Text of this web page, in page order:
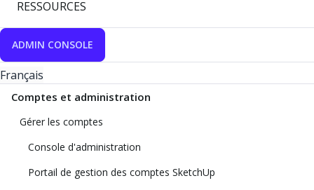
RESSOURCES
ADMIN CONSOLE
Français
Comptes et administration
Gérer les comptes
Console d'administration
Portail de gestion des comptes SketchUp